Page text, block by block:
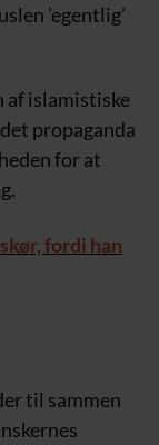
’egentlig’
af islamistiske
propaganda
for at
fordi han
til sammen